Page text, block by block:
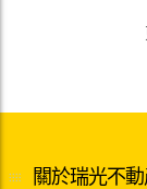
關於瑞光不